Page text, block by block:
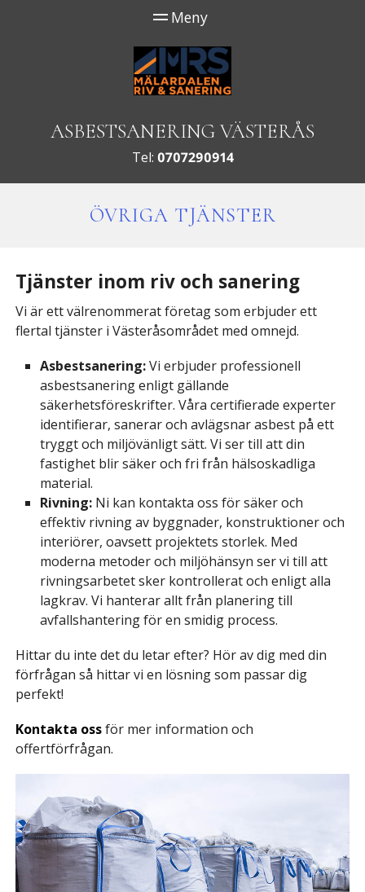
ASBESTSANERING VÄSTERÅS
Tel: 0707290914
ÖVRIGA TJÄNSTER
Tjänster inom riv och sanering
Vi är ett välrenommerat företag som erbjuder ett
flertal tjänster i Västeråsområdet med omnejd.
Asbestsanering:Vi erbjuder professionell
asbestsanering enligt gällande
säkerhetsföreskrifter. Våra certifierade experter
identifierar, sanerar och avlägsnar asbest på ett
tryggt och miljövänligt sätt. Vi ser till att din
fastighet blir säker och fri från hälsoskadliga
material.
Rivning: Ni kan kontakta oss för säker och
effektiv rivning av byggnader, konstruktioner och
interiörer, oavsett projektets storlek. Med
moderna metoder och miljöhänsyn ser vi till att
rivningsarbetet sker kontrollerat och enligt alla
lagkrav. Vi hanterar allt från planering till
avfallshantering för en smidig process.
Hittar du inte det du letar efter? Hör av dig med din
förfrågan så hittar vi en lösning som passar dig
perfekt!
Kontakta ossför mer information och
offertförfrågan.